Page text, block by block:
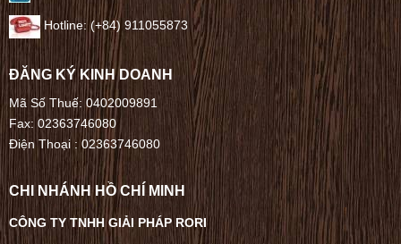
Hotline: (+84) 911055873
ĐĂNG KÝ KINH DOANH
Mã Số Thuế: 0402009891
Fax: 02363746080
Điện Thoại :02363746080
CHI NHÁNH HỒ CHÍ MINH
CÔNG TY TNHH GIẢI PHÁP RORI